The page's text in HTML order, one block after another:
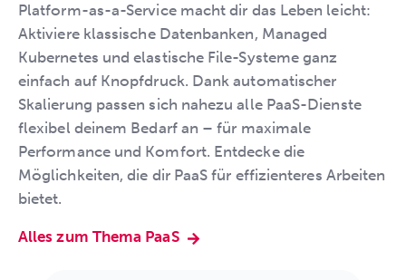
Platform-as-a-Service macht dir das Leben leicht:
Aktiviere klassische Datenbanken, Managed
Kubernetes und elastische File-Systeme ganz
einfach auf Knopfdruck. Dank automatischer
Skalierung passen sich nahezu alle PaaS-Dienste
flexibel deinem Bedarf an – für maximale
Performance und Komfort. Entdecke die
Möglichkeiten, die dir PaaS für effizienteres Arbeiten
bietet.
Alles zum Thema PaaS